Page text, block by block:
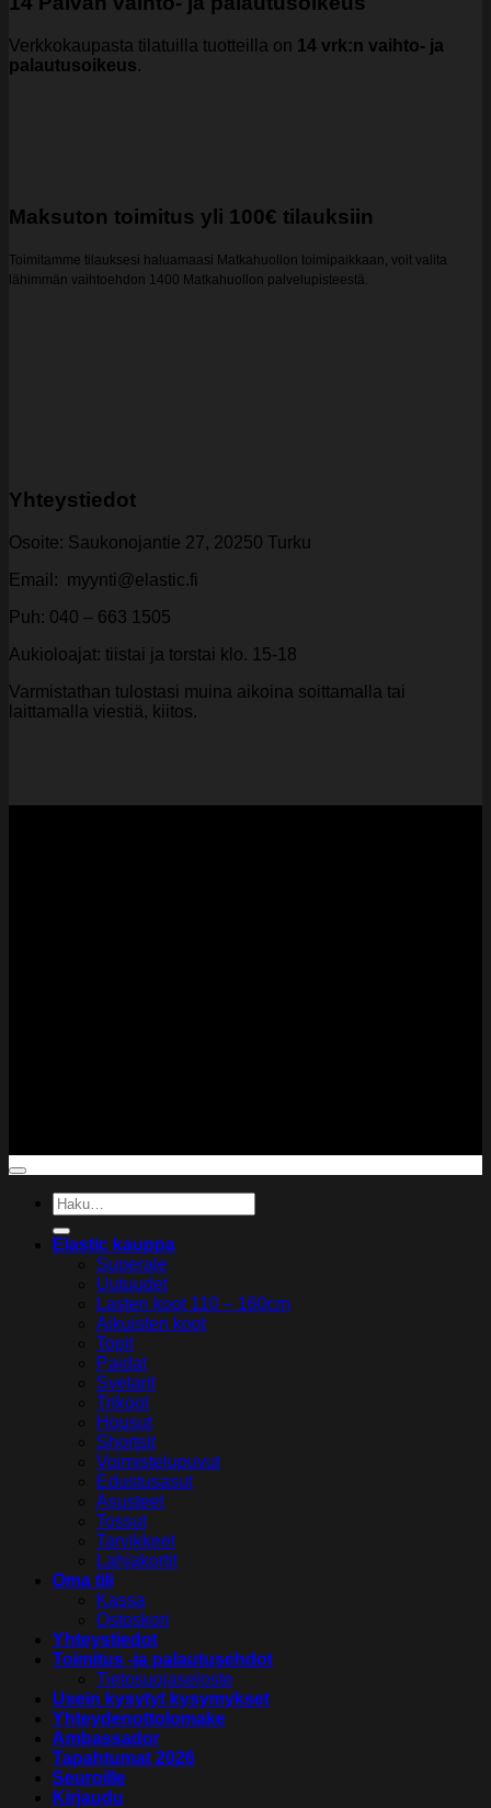
Verkkokaupasta tilatuilla tuotteilla on 14 vrk:n vaihto- ja
palautusoikeus.
Maksuton toimitus yli 100€ tilauksiin
Toimitamme tilauksesi haluamaasi Matkahuollon toimipaikkaan, voit valita
lähimmän vaihtoehdon 1400 Matkahuollon palvelupisteestä.
Yhteystiedot
Osoite: Saukonojantie 27, 20250 Turku
Email: myynti@elastic.fi
Puh: 040 – 663 1505
Aukioloajat: tiistai ja torstai klo. 15-18
Varmistathan tulostasi muina aikoina soittamalla tai
laittamalla viestiä, kiitos.
Etsi:
Elastic kauppa
Superale
Uutuudet
Lasten koot 110 – 160cm
Aikuisten koot
Topit
Paidat
Svetarit
Trikoot
Housut
Shortsit
Voimistelupuvut
Edustusasut
Asusteet
Tossut
Tarvikkeet
Lahjakortit
Oma tili
Kassa
Ostoskori
Yhteystiedot
Toimitus -ja palautusehdot
Tietosuojaseloste
Usein kysytyt kysymykset
Yhteydenottolomake
Ambassador
Tapahtumat 2026
Seuroille
Kirjaudu